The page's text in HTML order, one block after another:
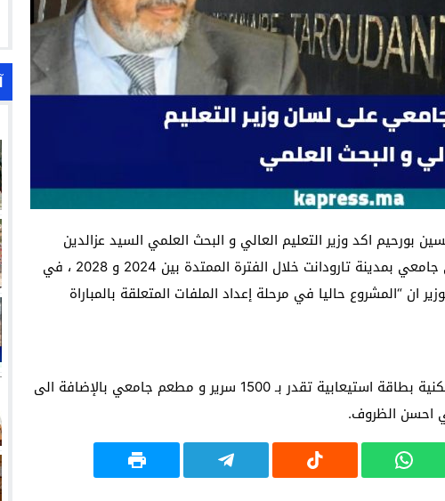
بورحيم اكد وزير التعليم العالي و البحث العلمي السيد عزالدين
الميداوي، أنه تم في وقت سابق برمجة بناء حي جامعي بمدينة تارودانت خلال الفترة الممتدة بين 2024 و 2028 ، في
ان “المشروع حاليا في مرحلة إعداد الملفات المتعلقة بالمباراة
الحي الجامعي المقرر استحداثه سيضم اجنحة سكنية بطاقة استيعابية تقدر بـ 1500 سرير و مطعم جامعي بالإضافة الى
احسن الظروف.